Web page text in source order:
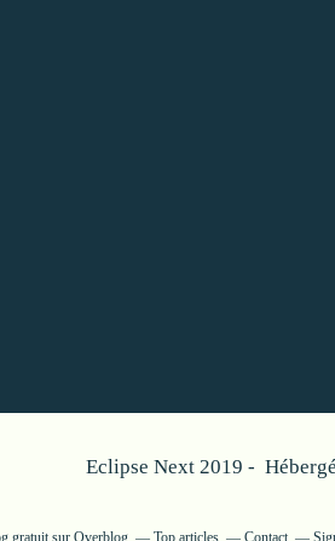
Eclipse Next 2019 -
gratuit sur Overblog Top articles Contact